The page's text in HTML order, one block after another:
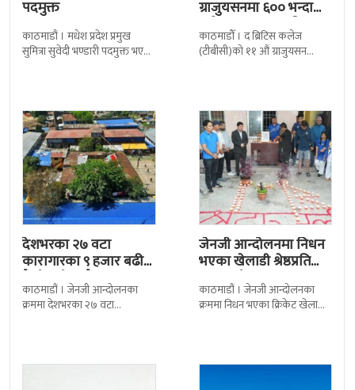
पदमुक्त
काठमाडौं । मधेश प्रदेश प्रमुख
सुमित्रा सुवेदी भण्डारी पदमुक्त भएकी
ग्राजुयसनमा ६०० भन्दा
बढी ग्राजुयट सम्मानित
काठमाडौँ । द ब्रिटिस कलेज
(टीबीसी)को ११ औं ग्राजुयसन
देशभरका २७ वटा
कारागारका ९ हजार बढी
कैदीबन्दी अझै फरार
काठमाडौं । जेनजी आन्दोलनका
क्रममा देशभरका २७ वटा
जेनजी आन्दोलनमा निधन
भएका खेलाडी श्रेष्ठप्रति
श्रद्धाञ्जली
काठमाडौं । जेनजी आन्दोलनका
क्रममा निधन भएका क्रिकेट खेलाडी